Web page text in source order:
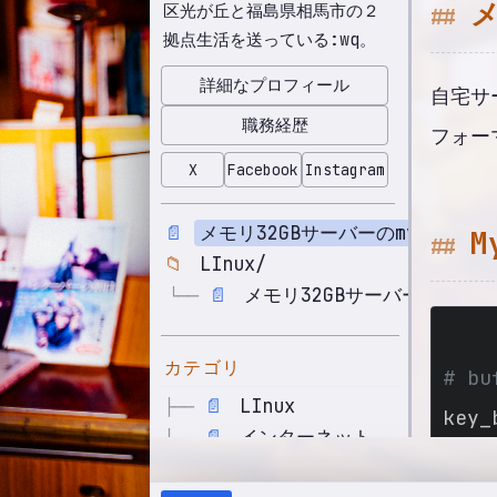
区光が丘と福島県相馬市の２
拠点生活を送っている:wq。
詳細なプロフィール
職務経歴
X Facebook Instagram
📄
メモリ32GBサーバーのmy.cnf
📁
LInux/
└── 📄 メモリ32GBサーバーの
カテゴリ
├──
📄 LInux
├── 📄 インターネット
自宅
フォ
#